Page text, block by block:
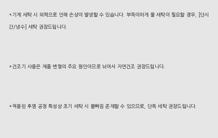
*기계 세탁 시 외력으로 인해 손상이 발생할 수 있습니다. 부득이하게 물 세탁이 필요할 경우, [단시
간/냉수] 세탁 권장드립니다.
*건조기 사용은 제품 변형의 주요 원인이므로 뉘어서 자연건조 권장드립니다.
*적용된 후염 공정 특성상 초기 세탁 시 물빠짐 존재할 수 있으므로, 단독 세탁 권장드립니다.